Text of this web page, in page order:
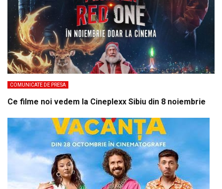
COMUNICATE DE PRESA
Ce filme noi vedem la Cineplexx Sibiu din 8 noiembrie